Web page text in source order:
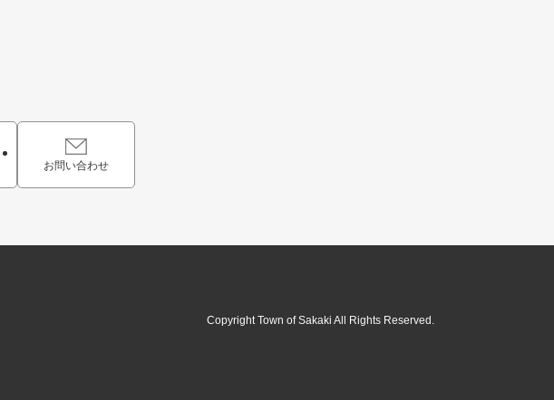
お問い合わせ
Copyright Town of Sakaki All Rights Reserved.